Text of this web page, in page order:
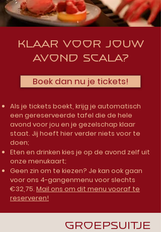
Groepsuitje
Klaar voor jouw
avond Scala?
Boek dan nu je tickets!
Als je tickets boekt, krijg je automatisch
een gereserveerde tafel die de hele
avond voor jou en je gezelschap klaar
staat. Jij hoeft hier verder niets voor te
doen;
Eten en drinken kies je op de avond zelf uit
onze menukaart;
Geen zin om te kiezen? Je kan ook gaan
voor ons 4-gangenmenu voor slechts
€32,75. Mail ons om dit menu vooraf te
reserveren!